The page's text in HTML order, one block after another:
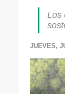
Los
JUEVES,